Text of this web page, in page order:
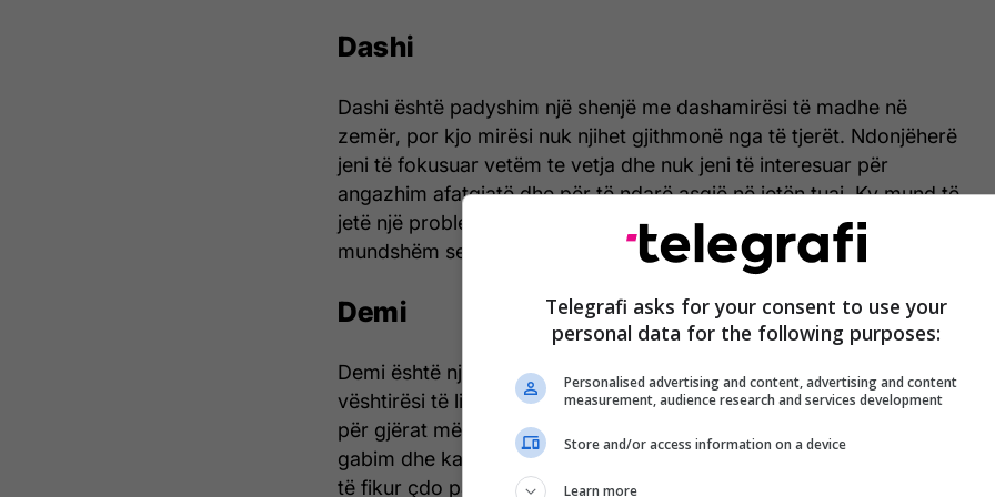
Dashi
Dashi është padyshim një shenjë me dashamirësi të madhe në
zemër, por kjo mirësi nuk njihet gjithmonë nga të tjerët. Ndonjëherë
jeni të fokusuar vetëm te vetja dhe nuk jeni të interesuar për
angazhim afatgjatë dhe për të ndarë asgjë në jetën tuaj. Ky mund të
jetë një problem i vërtetë kur jeni duke kërkuar për një partner të
mundshëm serioz.
Demi
Demi është një mik besnik, por edhe shumë kokëfortë. Keni
vështirësi të lini dikë të largohet dhe shpesh qëndroni të zemëruar
për gjërat më shumë seç duhet. Edhe nëse partneri ka bërë një
gabim dhe ka kërkuar falje, ju ende mbani zemërim. Kaq mjafton për
të fikur çdo partner të mundshëm.
Telegrafi asks for your consent to use your
personal data for the following purposes:
Personalised advertising and content, advertising and content
measurement, audience research and services development
Store and/or access information on a device
Learn more